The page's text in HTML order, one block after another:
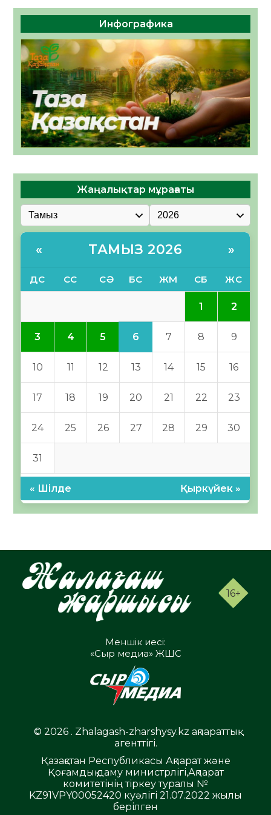
Инфографика
Жаңалықтар мұрағаты
« ТАМЫЗ 2026 »
ДС СС СӘ БС ЖМ СБ ЖС
1 2
3 4 5 6 7 8 9
10 11 12 13 14 15 16
17 18 19 20 21 22 23
24 25 26 27 28 29 30
31
« Шілде Қыркүйек »
16+
Меншік иесі:
«Сыр медиа» ЖШС
© 2026 . Zhalagash-zharshysy.kz ақпараттық
агенттігі.
Қазақстан Республикасы Ақпарат және
Қоғамдық даму министрлігі,Ақпарат
комитетінің тіркеу туралы №
KZ91VPY00052420 куәлігі 21.07.2022 жылы
берілген